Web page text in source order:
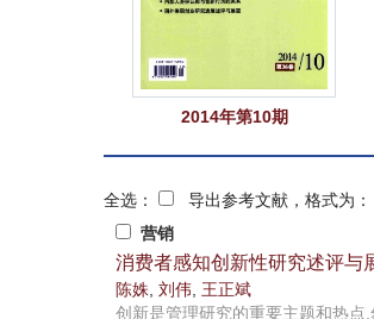
2014年第10期
全选：
导出参考文献，格式为：
营销
消费者感知创新性研究述评与
陈姝, 刘伟, 王正斌
创新是管理研究的重要主题和热